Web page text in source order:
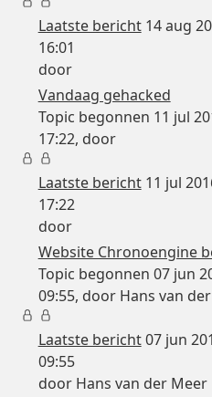
Laatste bericht14 aug
16:01
door
Vandaag gehacked
Topic begonnen 11 jul
17:22, door
Laatste bericht11 jul
17:22
door
Website Chronoengine
Topic begonnen 07 jun
09:55, door Hans van
Laatste bericht07 jun
09:55
door Hans van der Meer